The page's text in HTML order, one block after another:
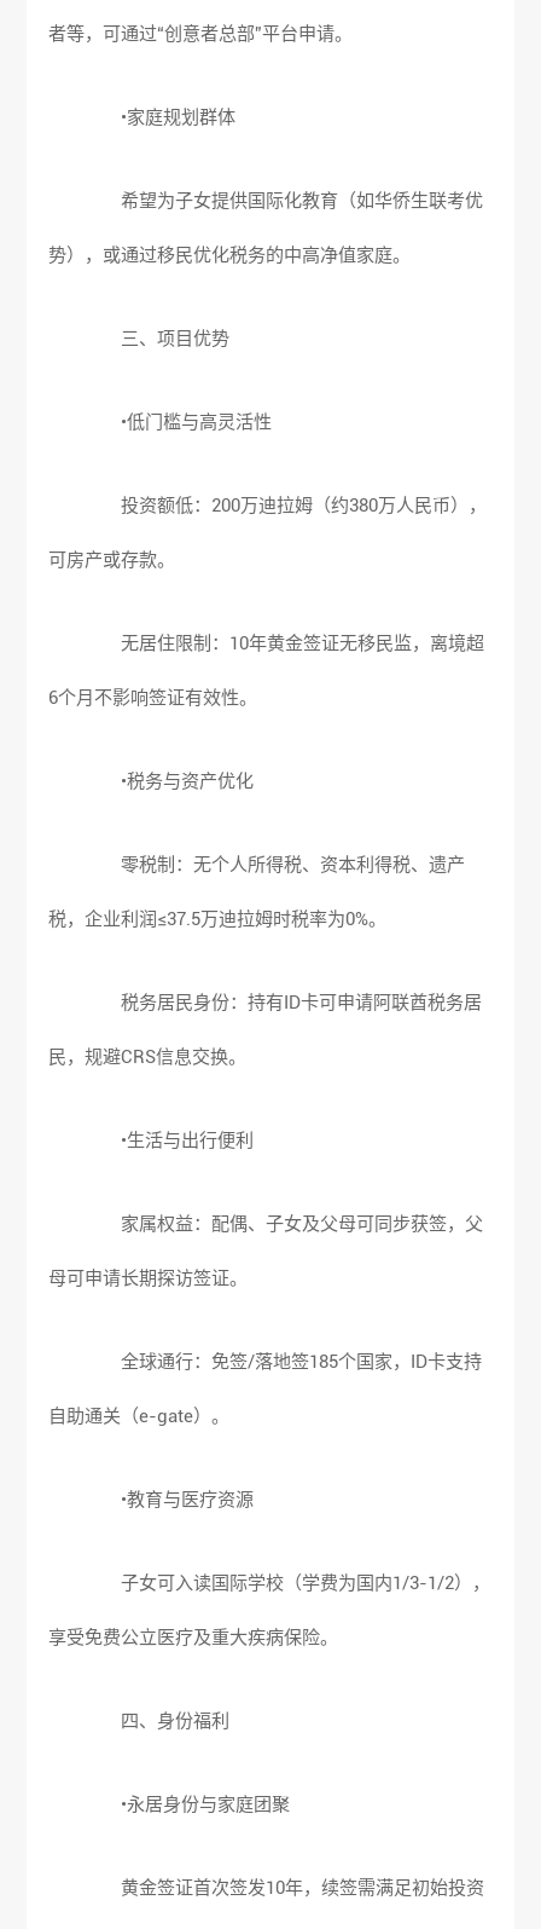
者等，可通过“创意者总部”平台申请。
•家庭规划群体
希望为子女提供国际化教育（如华侨生联考优
势），或通过移民优化税务的中高净值家庭。
三、项目优势
•低门槛与高灵活性
投资额低：200万迪拉姆（约380万人民币），
可房产或存款。
无居住限制：10年黄金签证无移民监，离境超
6个月不影响签证有效性。
•税务与资产优化
零税制：无个人所得税、资本利得税、遗产
税，企业利润≤37.5万迪拉姆时税率为0%。
税务居民身份：持有ID卡可申请阿联酋税务居
民，规避CRS信息交换。
•生活与出行便利
家属权益：配偶、子女及父母可同步获签，父
母可申请长期探访签证。
全球通行：免签/落地签185个国家，ID卡支持
自助通关（e-gate）。
•教育与医疗资源
子女可入读国际学校（学费为国内1/3-1/2），
享受免费公立医疗及重大疾病保险。
四、身份福利
•永居身份与家庭团聚
黄金签证首次签发10年，续签需满足初始投资